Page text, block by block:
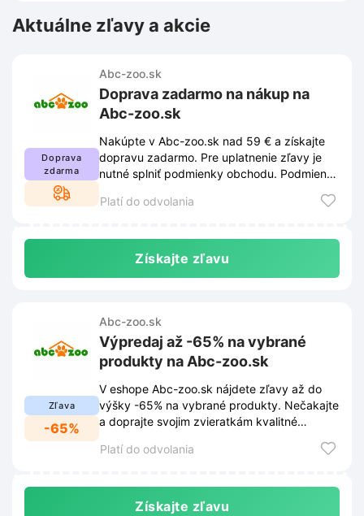
Aktuálne zľavy a akcie
Doprava
zdarma
Abc-zoo.sk
Doprava zadarmo na nákup na
Abc-zoo.sk
Nakúpte v Abc-zoo.sk nad 59 € a získajte
dopravu zadarmo. Pre uplatnenie zľavy je
nutné splniť podmienky obchodu. Podmienky
Platí do odvolania
Získajte zľavu
Zľava
-65%
Abc-zoo.sk
Výpredaj až -65% na vybrané
produkty na Abc-zoo.sk
V eshope Abc-zoo.sk nájdete zľavy až do
výšky -65% na vybrané produkty. Nečakajte
a doprajte svojim zvieratkám kvalitné
Platí do odvolania
Získajte zľavu